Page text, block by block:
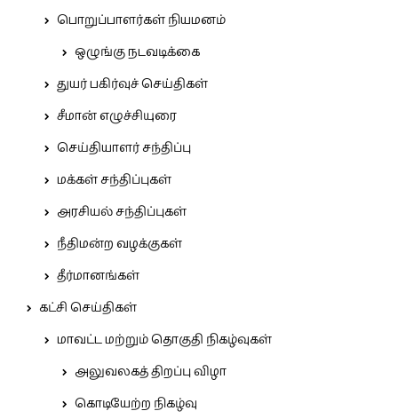
பொறுப்பாளர்கள் நியமனம்
ஒழுங்கு நடவடிக்கை
துயர் பகிர்வுச் செய்திகள்
சீமான் எழுச்சியுரை
செய்தியாளர் சந்திப்பு
மக்கள் சந்திப்புகள்
அரசியல் சந்திப்புகள்
நீதிமன்ற வழக்குகள்
தீர்மானங்கள்
கட்சி செய்திகள்
மாவட்ட மற்றும் தொகுதி நிகழ்வுகள்
அலுவலகத் திறப்பு விழா
கொடியேற்ற நிகழ்வு